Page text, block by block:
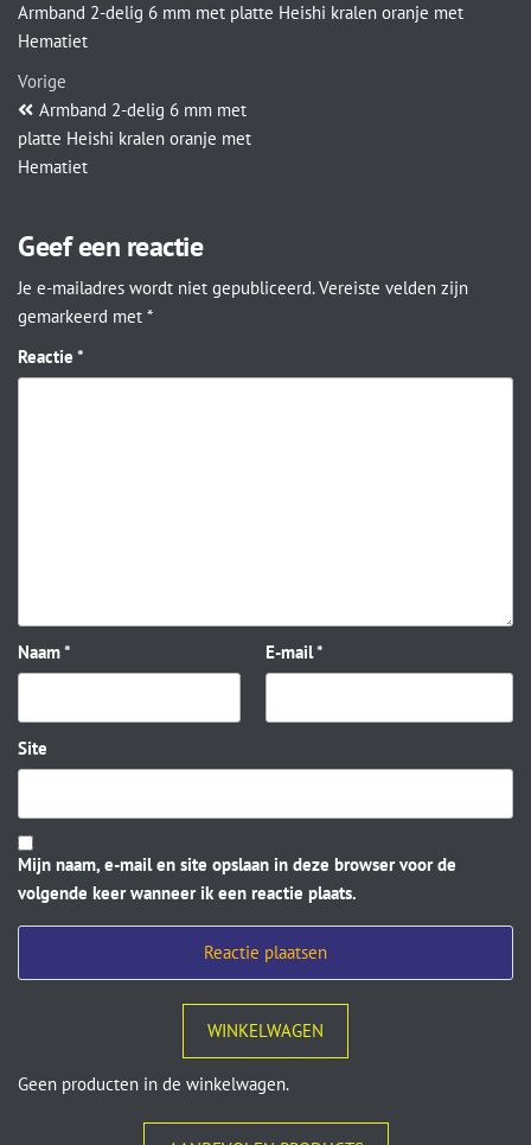
Armband 2-delig 6 mm met platte Heishi kralen oranje met
Hematiet
Vorige
Armband 2-delig 6 mm met
platte Heishi kralen oranje met
Hematiet
Geef een reactie
Je e-mailadres wordt niet gepubliceerd. Vereiste velden zijn
gemarkeerd met *
Reactie *
Naam* E-mail*
Site
Mijn naam, e-mail en site opslaan in deze browser voor de
volgende keer wanneer ik een reactie plaats.
WINKELWAGEN
Geen producten in de winkelwagen.